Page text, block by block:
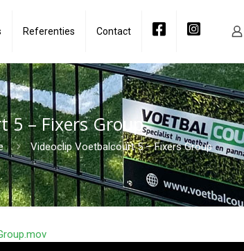
Referenties Contact
5 – Fixers Group
Videoclip Voetbalcourt 5 – Fixers Group